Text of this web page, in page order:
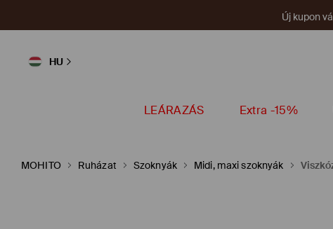
Új kupon
HU
LEÁRAZÁS Extra -15%
MOHITO Ruházat Szoknyák Midi, maxi szoknyák